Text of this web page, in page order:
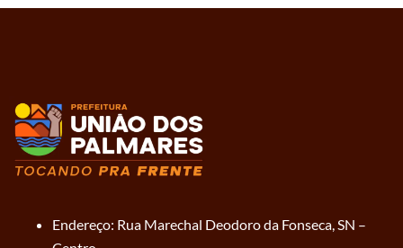
Endereço: Rua Marechal Deodoro da Fonseca, SN –